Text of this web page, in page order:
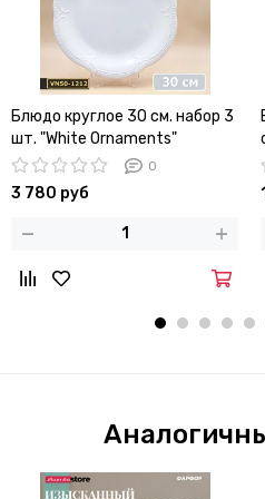
Блюдо круглое 30 см. набор 3
шт. "White Ornaments"
0
3 780 руб